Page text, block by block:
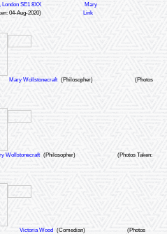
SE1 8XX
Mary
04-Aug-2020) Link
Mary Wollstonecraft (Philosopher)
(Photos
Wollstonecraft (Philosopher)
(Photos Taken:
Victoria Wood (Comedian)
(Photos